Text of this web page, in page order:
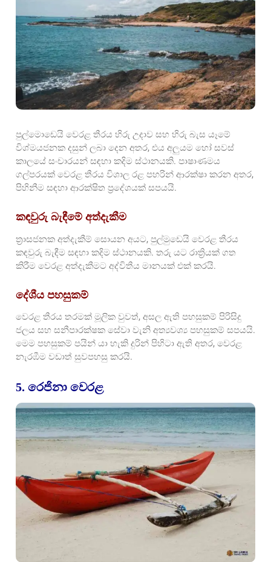
පුල්මොඩෙයි වෙරළ තීරය හිරු උදාව සහ හිරු බැස යෑමේ
විශ්මයජනක දසුන් ලබා දෙන අතර, එය අලුයම හෝ සවස්
කාලයේ සංචාරයන් සඳහා කදිම ස්ථානයකි. පාෂාණමය
ගල්පරයක් වෙරළ තීරය විශාල රළ පහරින් ආරක්ෂා කරන අතර,
පිහිනීම සඳහා ආරක්ෂිත ප්‍රදේශයක් සපයයි.
කඳවුරු බැඳීමේ අත්දැකීම
ත්‍රාසජනක අත්දැකීම් සොයන අයට, පුල්මුඩෙයි වෙරළ තීරය
කඳවුරු බැඳීම සඳහා කදිම ස්ථානයකි. තරු යට රාත්‍රියක් ගත
කිරීම වෙරළ අත්දැකීමට අද්විතීය මානයක් එක් කරයි.
දේශීය පහසුකම්
වෙරළ තීරය තරමක් මූලික වුවත්, අසල ඇති පහසුකම් පිරිසිදු
ජලය සහ සනීපාරක්ෂක සේවා වැනි අත්‍යවශ්‍ය පහසුකම් සපයයි.
මෙම පහසුකම් පයින් යා හැකි දුරින් පිහිටා ඇති අතර, වෙරළ
නැරඹීම වඩාත් සුවපහසු කරයි.
5. රෙජිනා වෙරළ